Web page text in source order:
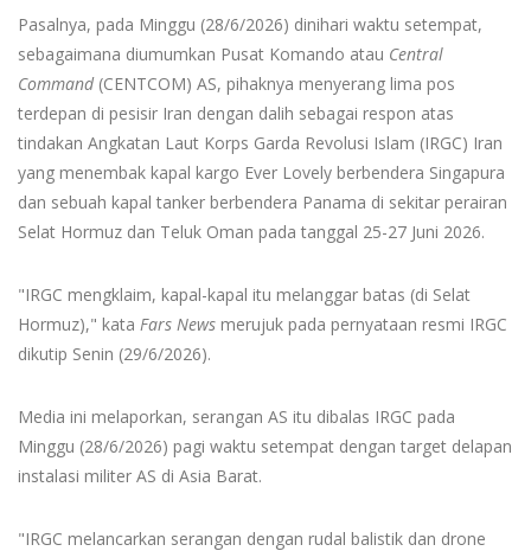
Pasalnya, pada Minggu (28/6/2026) dinihari waktu setempat,
sebagaimana diumumkan Pusat Komando atau Central
Command(CENTCOM) AS, pihaknya menyerang lima pos
terdepan di pesisir Iran dengan dalih sebagai respon atas
tindakan Angkatan Laut Korps Garda Revolusi Islam (IRGC) Iran
yang menembak kapal kargo Ever Lovely berbendera Singapura
dan sebuah kapal tanker berbendera Panama di sekitar perairan
Selat Hormuz dan Teluk Oman pada tanggal 25-27 Juni 2026.
"IRGC mengklaim, kapal-kapal itu melanggar batas (di Selat
Hormuz)," kata Fars News merujuk pada pernyataan resmi IRGC
dikutip Senin (29/6/2026).
Media ini melaporkan, serangan AS itu dibalas IRGC pada
Minggu (28/6/2026) pagi waktu setempat dengan target delapan
instalasi militer AS di Asia Barat.
"IRGC melancarkan serangan dengan rudal balistik dan drone